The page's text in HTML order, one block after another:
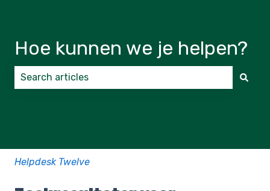
Hoe kunnen we je helpen?
Helpdesk Twelve